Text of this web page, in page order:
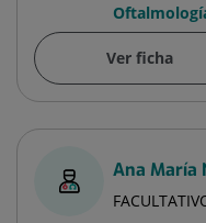
Ver ficha
Ana María